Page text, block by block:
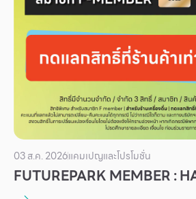
สมัครงาน
สิทธิประโยชน์ที่ฟิวเจอร์พาร์ค
03 ส.ค. 2026แคมเปญและโปรโมชั่น
FUTUREPARK MEMBER :